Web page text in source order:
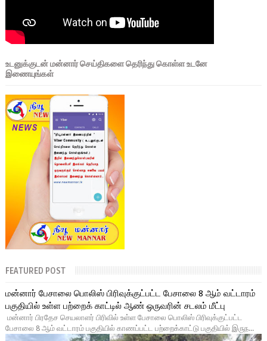
உடனுக்குடன் மன்னார் செய்திகளை தெரிந்து கொள்ள உடனே
இணையுங்கள்
FEATURED POST
மன்னார் பேசாலை பொலிஸ் பிரிவுக்குட்பட்ட பேசாலை 8 ஆம் வட்டாரம்
பகுதியில் உள்ள பற்றைக் காட்டில் ஆண் ஒருவரின் சடலம் மீட்பு
மன்னார் பிரதேச செயலாளர் பிரிவில் உள்ள பேசாலை பொலிஸ் பிரிவுக்குட்பட்ட
பேசாலை 8 ஆம் வட்டாரம் பகுதியில் காணப்பட்ட பற்றைக்காட்டு பகுதியில் இருந...